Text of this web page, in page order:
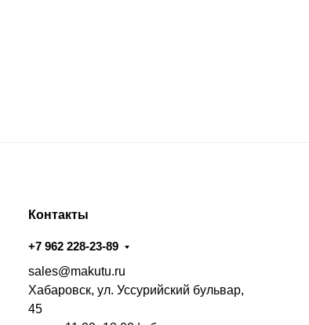
Контакты
+7 962 228-23-89
sales@makutu.ru
Хабаровск, ул. Уссурийский бульвар,
45